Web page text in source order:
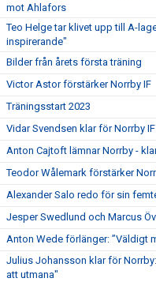
mot Ahlafors
Teo Helge tar klivet upp till A-
inspirerande"
Bilder från årets första träning
Victor Astor förstärker Norrby IF
Träningsstart 2023
Vidar Svendsen klar för Norrby IF
Anton Cajtoft lämnar Norrby -
Teodor Wålemark förstärker
Alexander Salo redo för sin
Jesper Swedlund och Marcus
Anton Wede förlänger: ”Väldigt
Julius Johansson klar för
att utmana"